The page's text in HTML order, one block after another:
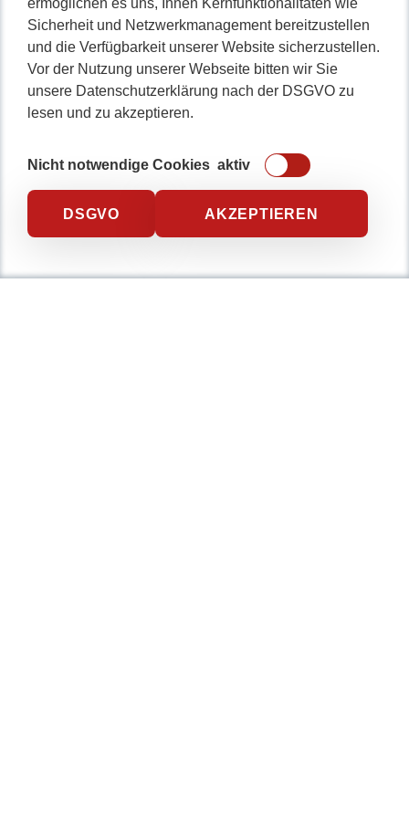
ermöglichen es uns, Ihnen Kernfunktionalitäten wie
Sicherheit und Netzwerkmanagement bereitzustellen
und die Verfügbarkeit unserer Website sicherzustellen.
Vor der Nutzung unserer Webseite bitten wir Sie
unsere Datenschutzerklärung nach der DSGVO zu
lesen und zu akzeptieren.
Nicht notwendige Cookies aktiv
DSGVO AKZEPTIEREN
gleich durchstarten!
0234 / 904 8115